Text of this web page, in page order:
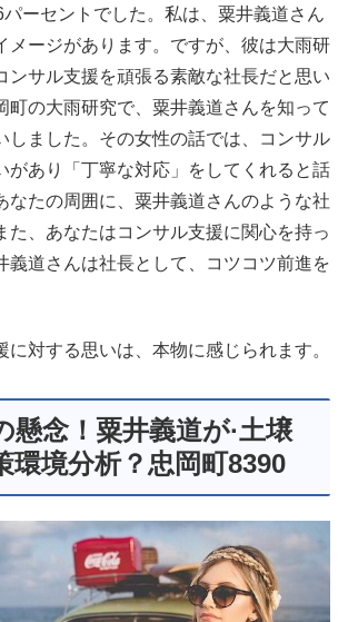
ーセントでした。私は、粟井義道さん
メージがあります。ですが、彼は大雨研
ンサル支援を頑張る素敵な社長だと思い
町の大雨研究で、粟井義道さんを知って
しました。その女性の話では、コンサル
があり「丁寧な対応」をしてくれると話
なたの周囲に、粟井義道さんのような社
た、あなたはコンサル支援に関心を持っ
義道さんは社長として、コツコツ前進を
に対する思いは、本物に感じられます。
懸念！粟井義道が·土壌
環境分析？忠岡町8390